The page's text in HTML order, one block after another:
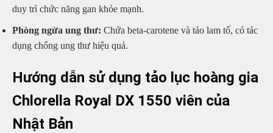
duy trì chức năng gan khỏe mạnh.
Phòng ngừa ung thư: Chứa beta-carotene và tảo lam tố, có tác
dụng chống ung thư hiệu quả.
Hướng dẫn sử dụng tảo lục hoàng gia
Chlorella Royal DX 1550 viên của
Nhật Bản